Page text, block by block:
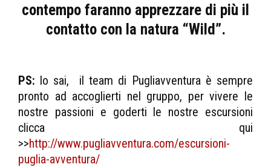
contempo faranno apprezzare di più il
contatto con la natura “Wild”.
PS: lo sai, il team di Pugliavventura è sempre
pronto ad accoglierti nel gruppo, per vivere le
nostre passioni e goderti le nostre escursioni
clicca qui
>>http://www.pugliavventura.com/escursioni-
puglia-avventura/